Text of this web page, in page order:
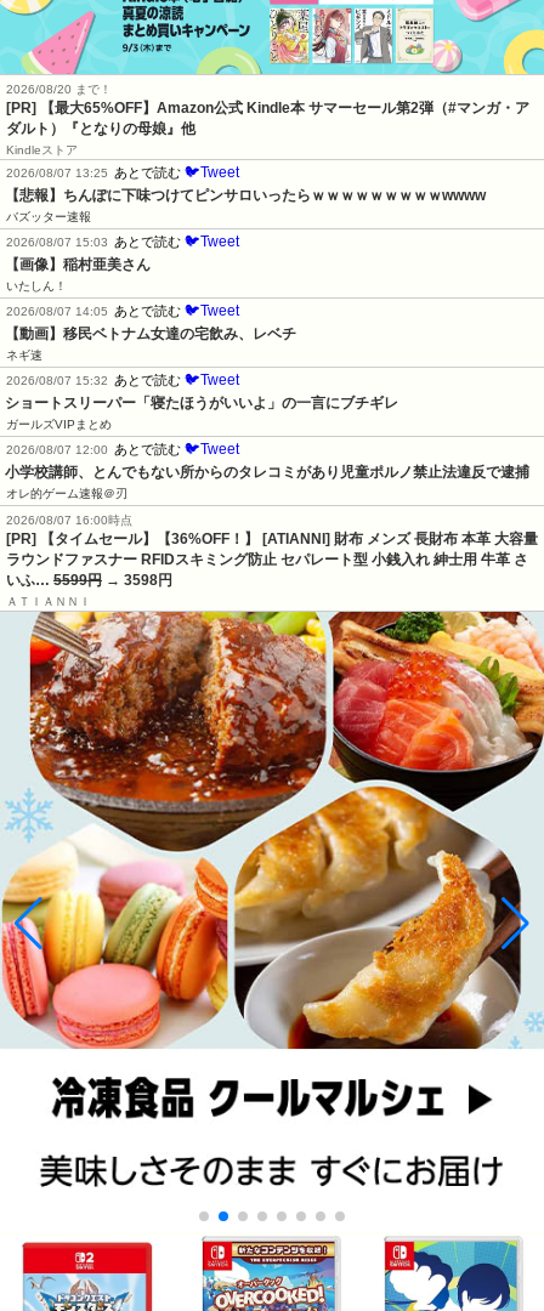
2026/08/20 まで！
[PR]
【最大65%OFF】Amazon公式 Kindle本 サマーセール第2弾（#マンガ・ア
ダルト）『となりの母娘』他
Kindleストア
2026/08/07 13:25 あとで読む 🐦Tweet
【悲報】ちんぽに下味つけてピンサロいったらｗｗｗｗｗｗｗｗｗwwww
バズッター速報
2026/08/07 15:03 あとで読む 🐦Tweet
【画像】稲村亜美さん
いたしん！
2026/08/07 14:05 あとで読む 🐦Tweet
【動画】移民ベトナム女達の宅飲み、レベチ
ネギ速
2026/08/07 15:32 あとで読む 🐦Tweet
ショートスリーパー「寝たほうがいいよ」の一言にブチギレ
ガールズVIPまとめ
2026/08/07 12:00 あとで読む 🐦Tweet
小学校講師、とんでもない所からのタレコミがあり児童ポルノ禁止法違反で逮捕
オレ的ゲーム速報＠刃
2026/08/07 16:00時点
[PR] 【タイムセール】【36%OFF！】 [ATIANNI] 財布 メンズ 長財布 本革 大容量
ラウンドファスナー RFIDスキミング防止 セパレート型 小銭入れ 紳士用 牛革 さ
いふ… 5599円 → 3598円
ＡＴＩＡＮＮＩ